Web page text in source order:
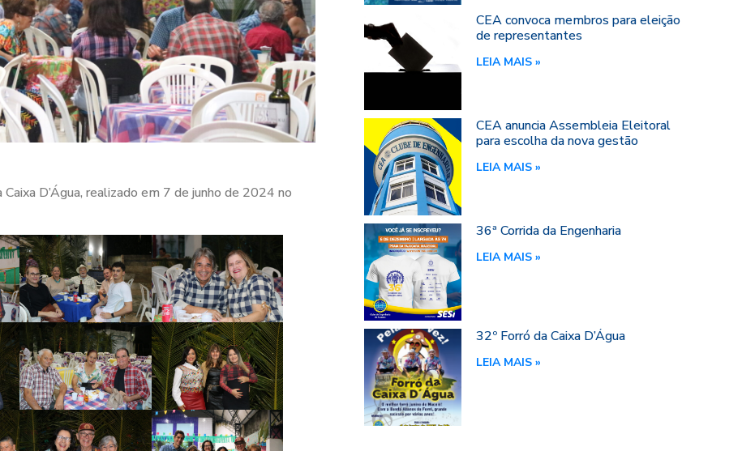
D’Água, realizado em 7 de junho de 2024 no
CEA convoca membros para eleição
de representantes
LEIA MAIS »
CEA anuncia Assembleia Eleitoral
para escolha da nova gestão
LEIA MAIS »
36ª Corrida da Engenharia
LEIA MAIS »
32º Forró da Caixa D’Água
LEIA MAIS »